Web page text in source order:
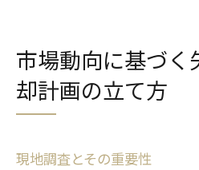
市場動向に基づく
却計画の立て方
現地調査とその重要性